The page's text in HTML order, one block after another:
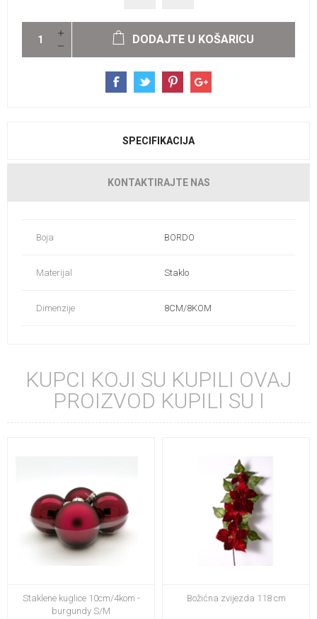
DODAJTE U KOŠARICU
SPECIFIKACIJA
KONTAKTIRAJTE NAS
Boja BORDO
Materijal Staklo
Dimenzije 8CM/8KOM
KUPCI KOJI SU KUPILI OVAJ
PROIZVOD KUPILI SU I
Staklene kuglice 10cm/4kom -
burgundy S/M
Božićna zvijezda 118 cm